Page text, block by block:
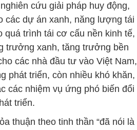
cứu giải pháp huy động,
các dự án xanh, năng lượng tái
quá trình tái cơ cấu nền kinh tế,
trưởng xanh, tăng trưởng bền
các nhà đầu tư vào Việt Nam,
phát triển, còn nhiều khó khăn,
các nhiệm vụ ứng phó biến đổi
triển.
thuận theo tinh thần “đã nói là